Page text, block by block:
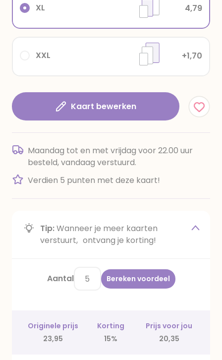
XXL +1,70
XL 4,79
Kaart bewerken
Maandag tot en met vrijdag voor 22.00 uur
besteld, vandaag verstuurd.
Verdien 5 punten met deze kaart!
Tip:Wanneer je meer kaarten
verstuurt, ontvang je korting!
Aantal Bereken voordeel
Originele prijs Korting
Prijs voor jou
23,95
15% 20,35